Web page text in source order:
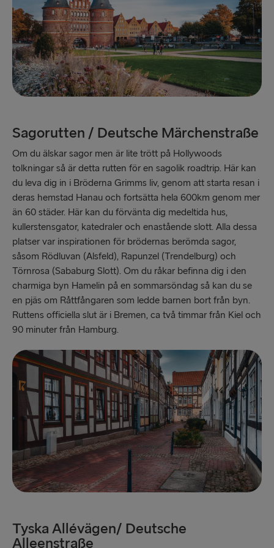
Sagorutten / Deutsche Märchenstraße
Om du älskar sagor men är lite trött på Hollywoods
tolkningar så är detta rutten för en sagolik roadtrip. Här kan
du leva dig in i Bröderna Grimms liv, genom att starta resan i
deras hemstad Hanau och fortsätta hela 600km genom mer
än 60 städer. Här kan du förvänta dig medeltida hus,
kullerstensgator, katedraler och enastående slott. Alla dessa
platser var inspirationen för brödernas berömda sagor,
såsom Rödluvan (Alsfeld), Rapunzel (Trendelburg) och
Törnrosa (Sababurg Slott). Om du råkar befinna dig i den
charmiga byn Hamelin på en sommarsöndag så kan du se
en pjäs om Råttfångaren som ledde barnen bort från byn.
Ruttens officiella slut är i Bremen, ca två timmar från Kiel och
90 minuter från Hamburg.
Tyska Allévägen/ Deutsche
Alleenstraße